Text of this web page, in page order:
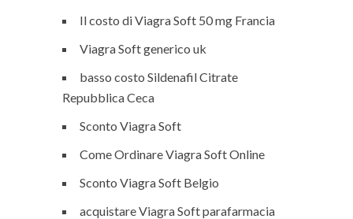
Il costo di Viagra Soft 50 mg Francia
Viagra Soft generico uk
basso costo Sildenafil Citrate
Repubblica Ceca
Sconto Viagra Soft
Come Ordinare Viagra Soft Online
Sconto Viagra Soft Belgio
acquistare Viagra Soft parafarmacia